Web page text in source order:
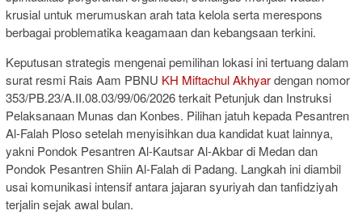
krusial untuk merumuskan arah tata kelola serta merespons
berbagai problematika keagamaan dan kebangsaan terkini.
Keputusan strategis mengenai pemilihan lokasi ini tertuang dalam
surat resmi Rais Aam PBNU KH Miftachul Akhyardengan nomor
353/PB.23/A.II.08.03/99/06/2026 terkait Petunjuk dan Instruksi
Pelaksanaan Munas dan Konbes. Pilihan jatuh kepada Pesantren
Al-Falah Ploso setelah menyisihkan dua kandidat kuat lainnya,
yakni Pondok Pesantren Al-Kautsar Al-Akbar di Medan dan
Pondok Pesantren Shiin Al-Falah di Padang. Langkah ini diambil
usai komunikasi intensif antara jajaran syuriyah dan tanfidziyah
terjalin sejak awal bulan.